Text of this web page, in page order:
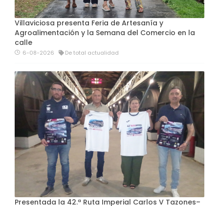
Villaviciosa presenta Feria de Artesanía y
Agroalimentación y la Semana del Comercio en la
calle
6-08-2026 De total actualidad
Presentada la 42.ª Ruta Imperial Carlos V Tazones–